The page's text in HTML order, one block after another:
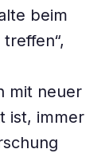
beim
mit neuer
ist, immer